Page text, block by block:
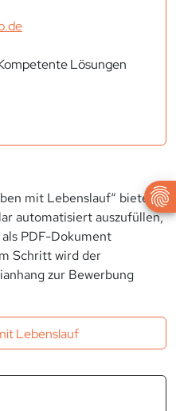
Lösungen
mit Lebenslauf“ bieten
automatisiert auszufüllen,
PDF-Dokument
Schritt wird der
zur Bewerbung
Lebenslauf